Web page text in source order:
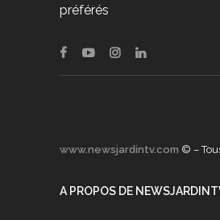
préférés
www.newsjardintv.com © –
A PROPOS DE